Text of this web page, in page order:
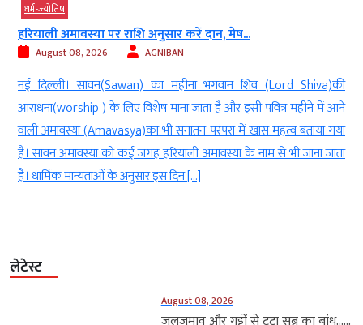
धर्म-ज्‍योतिष
हरियाली अमावस्या पर राशि अनुसार करें दान, मेष...
August 08, 2026 AGNIBAN
नई दिल्ली। सावन(Sawan) का महीना भगवान शिव (Lord Shiva)की
आराधना(worship ) के लिए विशेष माना जाता है और इसी पवित्र महीने में आने
वाली अमावस्या (Amavasya)का भी सनातन परंपरा में खास महत्व बताया गया
है। सावन अमावस्या को कई जगह हरियाली अमावस्या के नाम से भी जाना जाता
है। धार्मिक मान्यताओं के अनुसार इस दिन […]
लेटेस्ट
August 08, 2026